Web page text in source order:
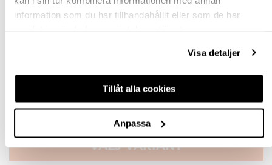
information som du har tillhandahållit eller som de har
Visa detaljer
Tillåt alla cookies
Anpassa
Rensa val
VÄLJ VARIANT